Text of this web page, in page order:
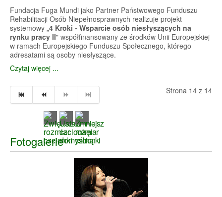
Fundacja Fuga Mundi jako Partner Państwowego Funduszu
Rehabilitacji Osób Niepełnosprawnych realizuje projekt
systemowy „4 Kroki - Wsparcie osób niesłyszących na
rynku pracy II" współfinansowany ze środków Unii Europejskiej
w ramach Europejskiego Funduszu Społecznego, którego
adresatami są osoby niesłyszące.
Czytaj więcej ...
Strona 14 z 14
Fotogalerie